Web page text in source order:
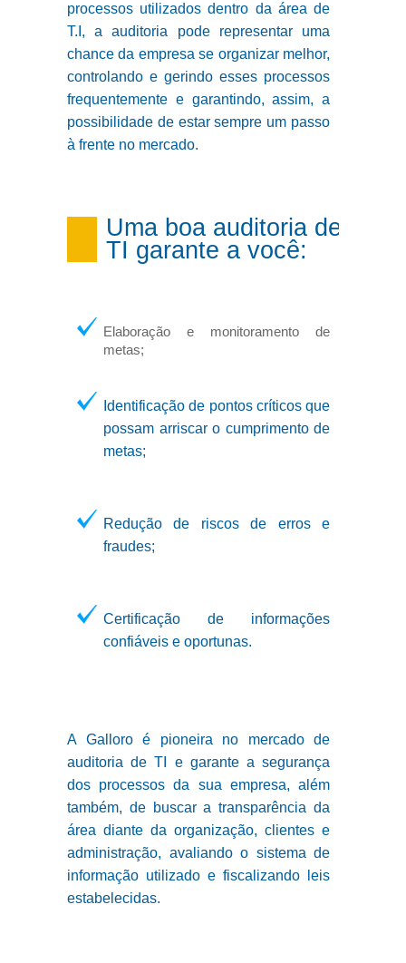
processos utilizados dentro da área de
T.I, a auditoria pode representar uma
chance da empresa se organizar melhor,
controlando e gerindo esses processos
frequentemente e garantindo, assim, a
possibilidade de estar sempre um passo
à frente no mercado.
Uma boa auditoria de
TI garante a você:
Elaboração e monitoramento de
metas;
Identificação de pontos críticos que
possam arriscar o cumprimento de
metas;
Redução de riscos de erros e
fraudes;
Certificação de informações
confiáveis e oportunas.
A Galloro é pioneira no mercado de
auditoria de TI e garante a segurança
dos processos da sua empresa, além
também, de buscar a transparência da
área diante da organização, clientes e
administração, avaliando o sistema de
informação utilizado e fiscalizando leis
estabelecidas.